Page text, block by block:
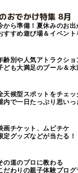
おでかけ特集 8月
から準備！夏休みのお
すすめ遊び場＆イベント
齢別や人気アトラクシ
ども大満足のプール＆水
天候型スポットをチェッ
内で一日たっぷり思いっ
画チケット、ムビチケ
定グッズなどが当たる！
の道のプロに教わる
だわりの親子体験プログ